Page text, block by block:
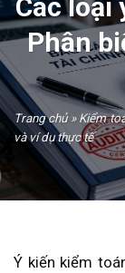
Các loại
Phân
Trang chủ» Kiểm
và ví dụ thực tế
Ý kiến kiểm